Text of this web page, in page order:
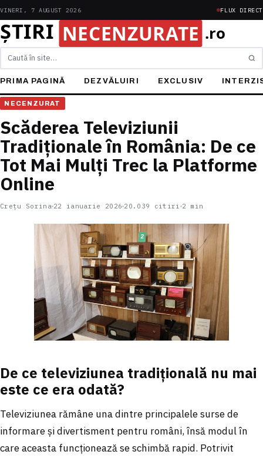
VINERI, 7 AUGUST 2026 FLUX DIRECT
Caută
PRIMA PAGINĂ DEZVĂLUIRI EXCLUSIV
NECENZURAT
Scăderea Televiziunii
Tradiționale în România: De ce
Tot Mai Mulți Trec la Platforme
Online
Crețu Sorina 22 ianuarie 2026 20.039 citiri 2 min
De ce televiziunea tradițională nu mai
este ce era odată?
Televiziunea rămâne una dintre principalele surse de
informare și divertisment pentru români, însă modul în
care aceasta funcționează se schimbă rapid. Potrivit